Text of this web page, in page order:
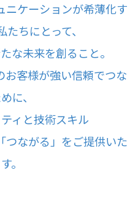
ニケーションが希薄化す
ちにとって、
な未来を創ること。
お客様が強い信頼でつな
に、
ィと技術スキル
つながる」をご提供いた
。